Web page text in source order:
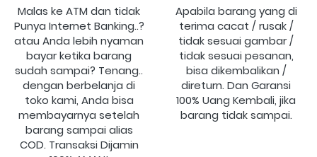
Malas ke ATM dan tidak
Punya Internet Banking..?
atau Anda lebih nyaman
bayar ketika barang
sudah sampai? Tenang..
dengan berbelanja di
toko kami, Anda bisa
membayarnya setelah
barang sampai alias
COD. Transaksi Dijamin
Apabila barang yang di
terima cacat / rusak /
tidak sesuai gambar /
tidak sesuai pesanan,
bisa dikembalikan /
direturn. Dan Garansi
100% Uang Kembali, jika
barang tidak sampai.